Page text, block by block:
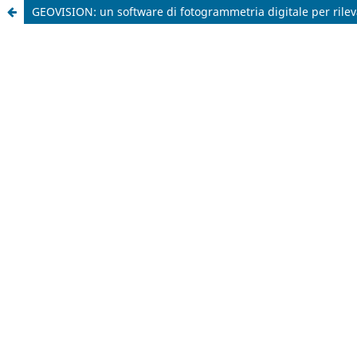
GEOVISION: un software di fotogrammetria digitale per